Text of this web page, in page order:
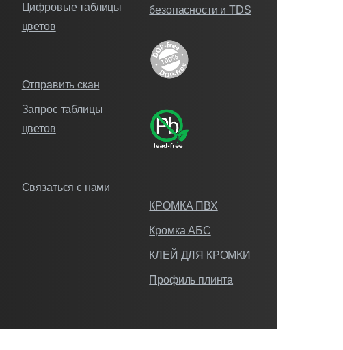
Цифровые таблицы
цветов
Отправить скан
Запрос таблицы
цветов
Связаться с нами
безопасности и TDS
КРОМКА ПВХ
Кромка АБС
КЛЕЙ ДЛЯ КРОМКИ
Профиль плинта